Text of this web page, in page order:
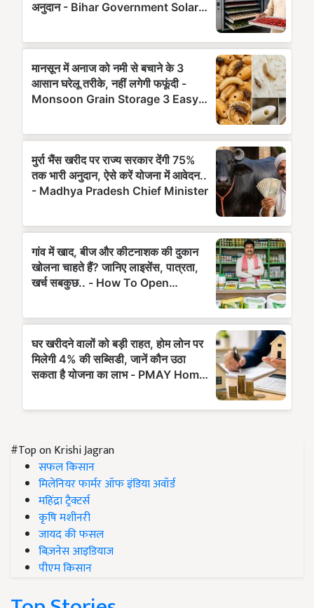
#Top on Krishi Jagran
सफल किसान
मिलेनियर फार्मर ऑफ इंडिया अवॉर्ड
महिंद्रा ट्रैक्टर्स
कृषि मशीनरी
जायद की फसल
बिज़नेस आइडियाज
पीएम किसान